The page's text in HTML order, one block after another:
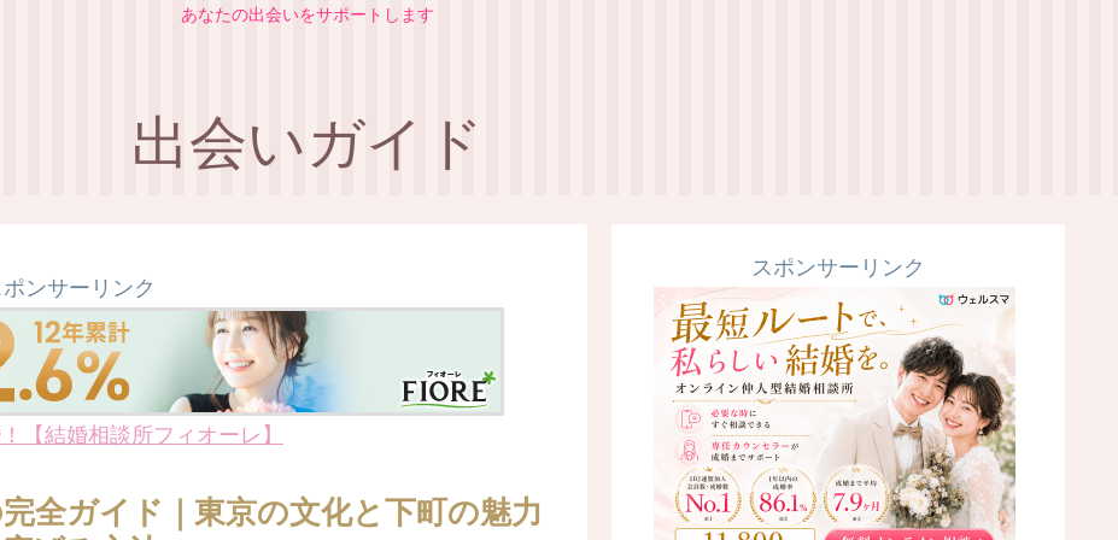
あなたの出会いをサポートします
出会いガイド
ポンサーリンク
【結婚相談所フィオーレ】
全ガイド｜東京の文化と下町の魅力
スポンサーリンク